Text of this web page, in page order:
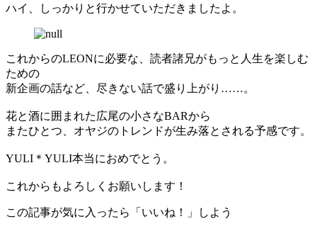
ハイ、しっかりと行かせていただきましたよ。
これからのLEONに必要な、読者諸兄がもっと人生を楽しむ
ための
新企画の話など、尽きない話で盛り上がり……。
花と酒に囲まれた広尾の小さなBARから
またひとつ、オヤジのトレンドが生み落とされる予感です。
YULI＊YULI本当におめでとう。
これからもよろしくお願いします！
この記事が気に入ったら「いいね！」しよう